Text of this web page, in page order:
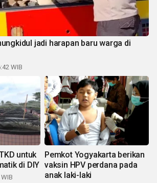
jadi harapan baru warga di
WIB
untuk
di DIY
Pemkot Yogyakarta berikan
vaksin HPV perdana pada
anak laki-laki